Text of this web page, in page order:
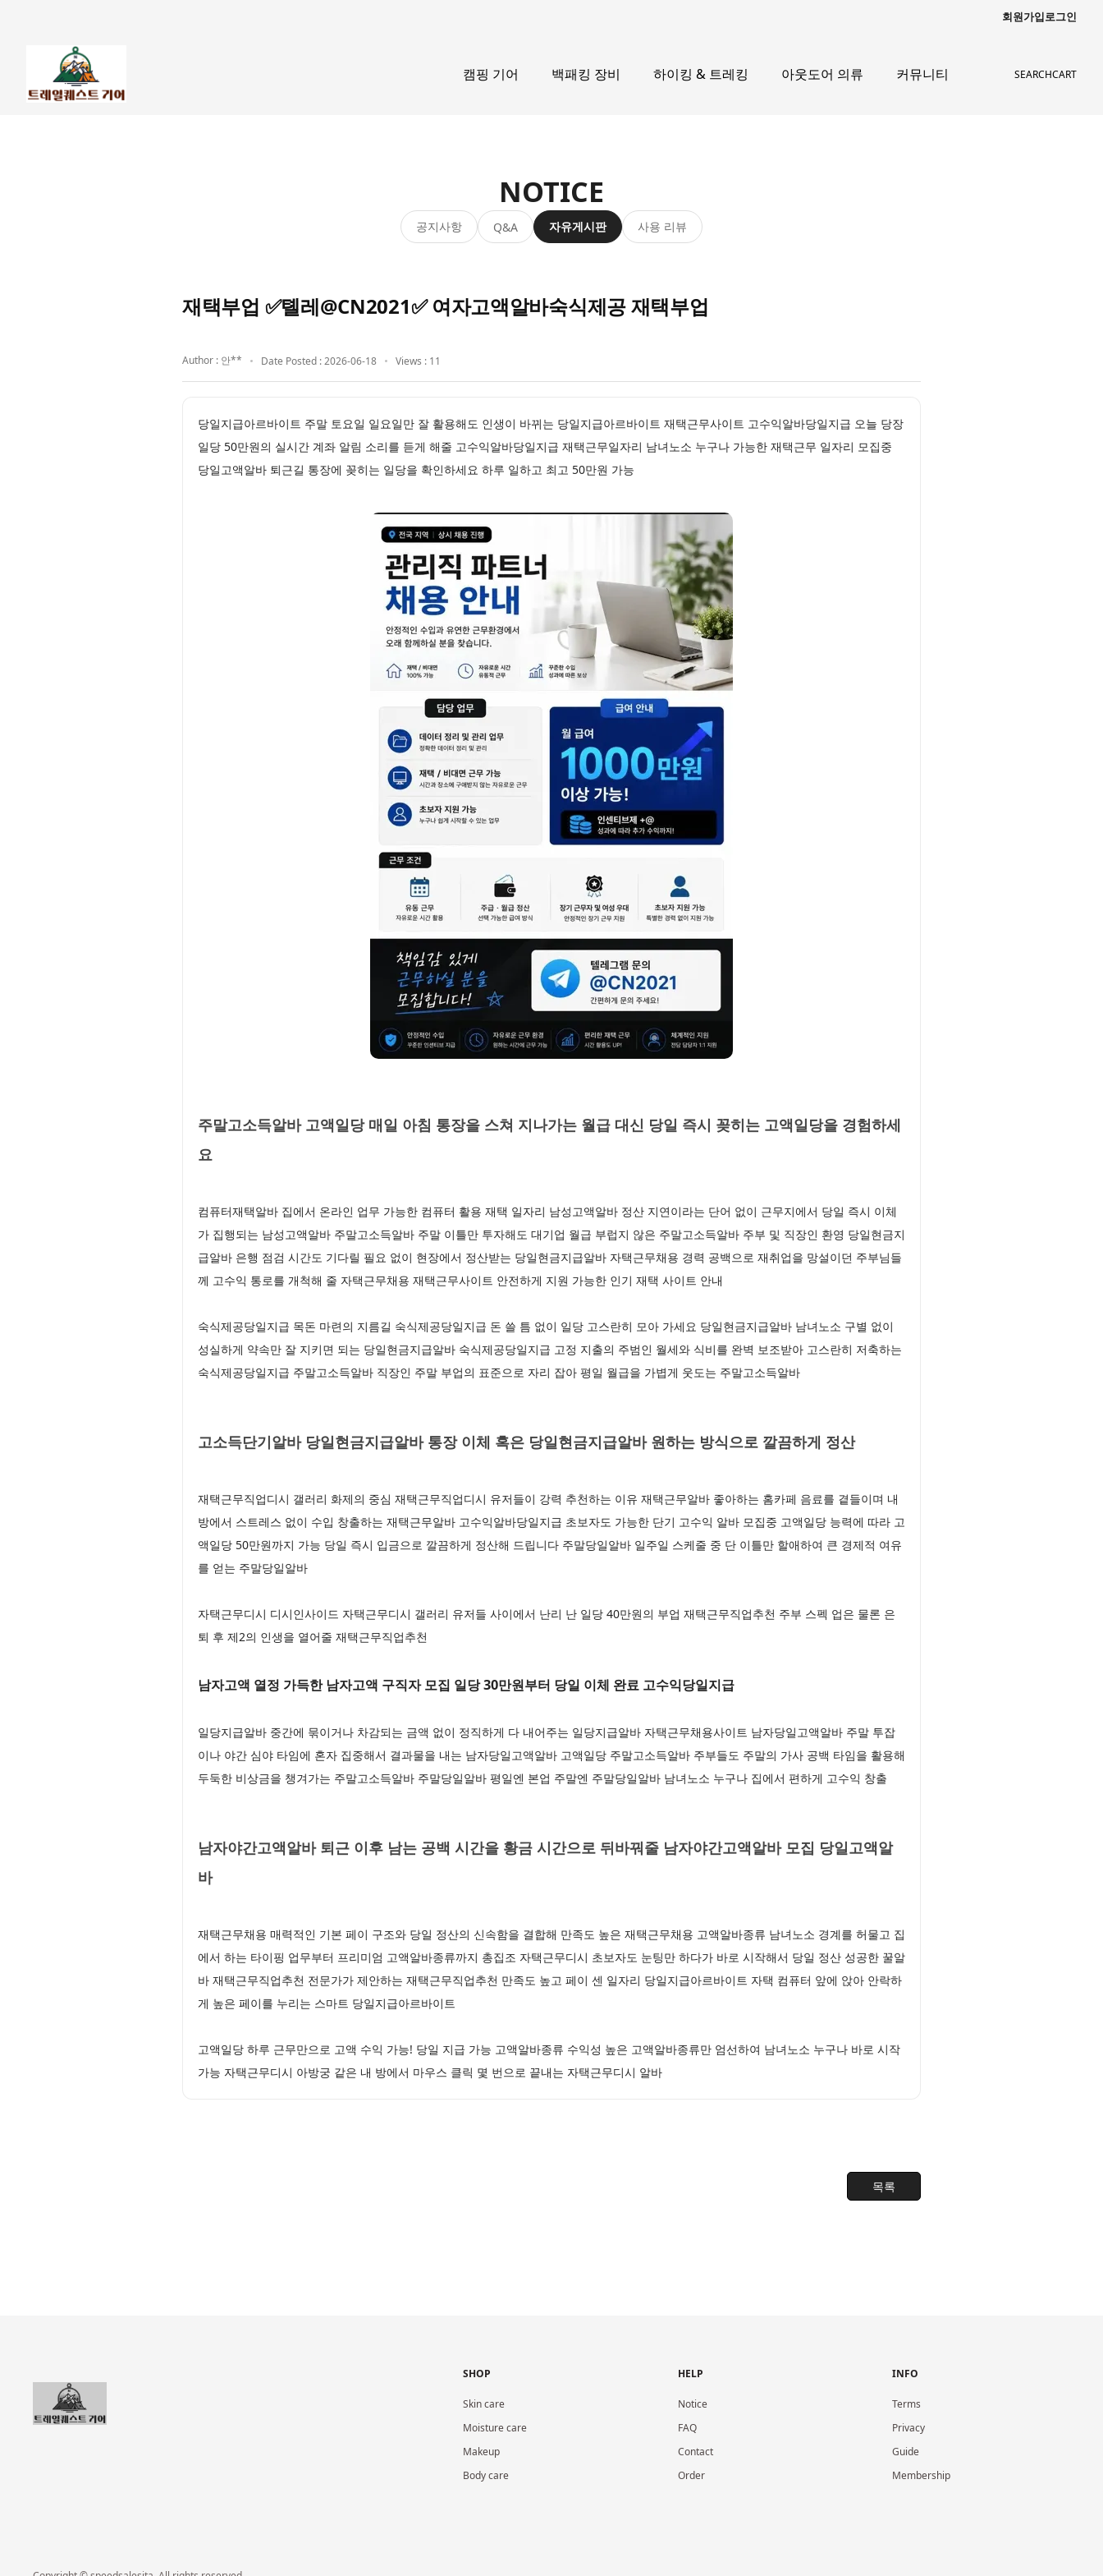
회원가입로그인
캠핑 기어 백패킹 장비 하이킹 & 트레킹 아웃도어 의류 커뮤니티 SEARCHCART
NOTICE
공지사항 Q&A 자유게시판 사용 리뷰
재택부업 ✅톌레@CN2021✅ 여자고액알바숙식제공 재택부업
Author : 안** Date Posted : 2026-06-18 Views : 11
당일지급아르바이트 주말 토요일 일요일만 잘 활용해도 인생이 바뀌는 당일지급아르바이트 재택근무사이트 고수익알바당일지급 오늘 당장
일당 50만원의 실시간 계좌 알림 소리를 듣게 해줄 고수익알바당일지급 재택근무일자리 남녀노소 누구나 가능한 재택근무 일자리 모집중
당일고액알바 퇴근길 통장에 꽂히는 일당을 확인하세요 하루 일하고 최고 50만원 가능
주말고소득알바 고액일당 매일 아침 통장을 스쳐 지나가는 월급 대신 당일 즉시 꽂히는 고액일당을 경험하세
요
컴퓨터재택알바 집에서 온라인 업무 가능한 컴퓨터 활용 재택 일자리 남성고액알바 정산 지연이라는 단어 없이 근무지에서 당일 즉시 이체
가 집행되는 남성고액알바 주말고소득알바 주말 이틀만 투자해도 대기업 월급 부럽지 않은 주말고소득알바 주부 및 직장인 환영 당일현금지
급알바 은행 점검 시간도 기다릴 필요 없이 현장에서 정산받는 당일현금지급알바 자택근무채용 경력 공백으로 재취업을 망설이던 주부님들
께 고수익 통로를 개척해 줄 자택근무채용 재택근무사이트 안전하게 지원 가능한 인기 재택 사이트 안내
숙식제공당일지급 목돈 마련의 지름길 숙식제공당일지급 돈 쓸 틈 없이 일당 고스란히 모아 가세요 당일현금지급알바 남녀노소 구별 없이
성실하게 약속만 잘 지키면 되는 당일현금지급알바 숙식제공당일지급 고정 지출의 주범인 월세와 식비를 완벽 보조받아 고스란히 저축하는
숙식제공당일지급 주말고소득알바 직장인 주말 부업의 표준으로 자리 잡아 평일 월급을 가볍게 웃도는 주말고소득알바
고소득단기알바 당일현금지급알바 통장 이체 혹은 당일현금지급알바 원하는 방식으로 깔끔하게 정산
재택근무직업디시 갤러리 화제의 중심 재택근무직업디시 유저들이 강력 추천하는 이유 재택근무알바 좋아하는 홈카페 음료를 곁들이며 내
방에서 스트레스 없이 수입 창출하는 재택근무알바 고수익알바당일지급 초보자도 가능한 단기 고수익 알바 모집중 고액일당 능력에 따라 고
액일당 50만원까지 가능 당일 즉시 입금으로 깔끔하게 정산해 드립니다 주말당일알바 일주일 스케줄 중 단 이틀만 할애하여 큰 경제적 여유
를 얻는 주말당일알바
자택근무디시 디시인사이드 자택근무디시 갤러리 유저들 사이에서 난리 난 일당 40만원의 부업 재택근무직업추천 주부 스펙 업은 물론 은
퇴 후 제2의 인생을 열어줄 재택근무직업추천
남자고액 열정 가득한 남자고액 구직자 모집 일당 30만원부터 당일 이체 완료 고수익당일지급
일당지급알바 중간에 묶이거나 차감되는 금액 없이 정직하게 다 내어주는 일당지급알바 자택근무채용사이트 남자당일고액알바 주말 투잡
이나 야간 심야 타임에 혼자 집중해서 결과물을 내는 남자당일고액알바 고액일당 주말고소득알바 주부들도 주말의 가사 공백 타임을 활용해
두둑한 비상금을 챙겨가는 주말고소득알바 주말당일알바 평일엔 본업 주말엔 주말당일알바 남녀노소 누구나 집에서 편하게 고수익 창출
남자야간고액알바 퇴근 이후 남는 공백 시간을 황금 시간으로 뒤바꿔줄 남자야간고액알바 모집 당일고액알
바
재택근무채용 매력적인 기본 페이 구조와 당일 정산의 신속함을 결합해 만족도 높은 재택근무채용 고액알바종류 남녀노소 경계를 허물고 집
에서 하는 타이핑 업무부터 프리미엄 고액알바종류까지 총집조 자택근무디시 초보자도 눈팅만 하다가 바로 시작해서 당일 정산 성공한 꿀알
바 재택근무직업추천 전문가가 제안하는 재택근무직업추천 만족도 높고 페이 센 일자리 당일지급아르바이트 자택 컴퓨터 앞에 앉아 안락하
게 높은 페이를 누리는 스마트 당일지급아르바이트
고액일당 하루 근무만으로 고액 수익 가능! 당일 지급 가능 고액알바종류 수익성 높은 고액알바종류만 엄선하여 남녀노소 누구나 바로 시작
가능 자택근무디시 아방궁 같은 내 방에서 마우스 클릭 몇 번으로 끝내는 자택근무디시 알바
목록
SHOP
Skin care
Moisture care
Makeup
Body care
HELP
Notice
FAQ
Contact
Order
INFO
Terms
Privacy
Guide
Membership